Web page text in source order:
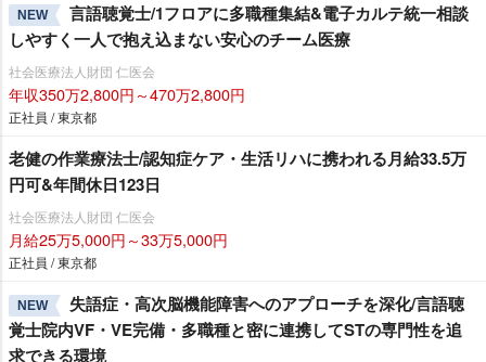
NEW
言語聴覚士/1フロアに多職種集結&電子カルテ統一相談
しやすく一人で抱え込まない安心のチーム医療
社会医療法人財団 仁医会
年収350万2,800円～470万2,800円
正社員 / 東京都
老健の作業療法士/認知症ケア・生活リハに携われる月給33.5万
円可&年間休日123日
社会医療法人財団 仁医会
月給25万5,000円～33万5,000円
正社員 / 東京都
NEW
失語症・高次脳機能障害へのアプローチを深化/言語聴
覚士院内VF・VE完備・多職種と密に連携してSTの専門性を追
求できる環境